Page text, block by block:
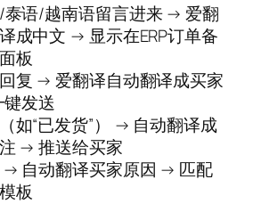
语/越南语留言进来 → 爱翻
成中文 → 显示在ERP订单备
板
复 → 爱翻译自动翻译成买家
发送
如“已发货”） → 自动翻译成
→ 推送给买家
→ 自动翻译买家原因 → 匹配
板